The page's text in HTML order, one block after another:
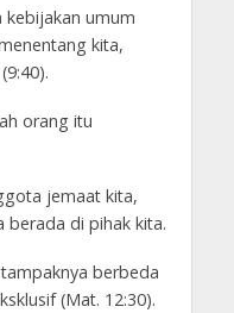
kebijakan umum
kita,
orang itu
jemaat kita,
berada di pihak kita.
berbeda
(Mat. 12:30).